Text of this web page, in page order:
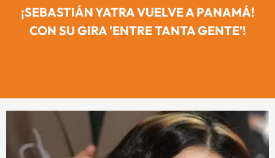
¡SEBASTIÁN YATRA VUELVE A PANAMÁ!
CON SU GIRA 'ENTRE TANTA GENTE'!